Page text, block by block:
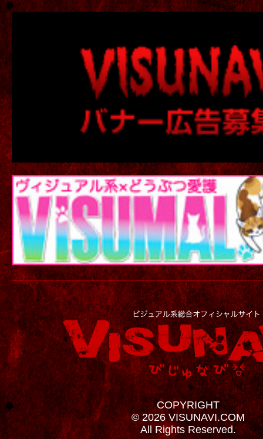
COPYRIGHT
© 2026 VISUNAVI.COM
All Rights Reserved.